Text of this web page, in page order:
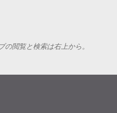
閲覧と検索は右上から。